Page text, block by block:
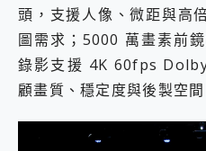
頭，支援人像、微距與高
圖需求；5000 萬畫素前
錄影支援 4K 60fps
顧畫質、穩定度與後製空間